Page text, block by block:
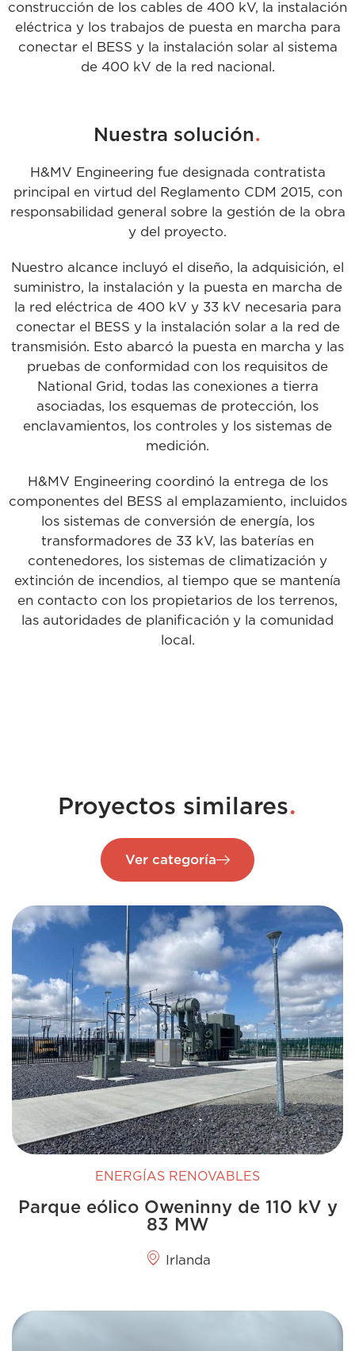
construcción de los cables de 400 kV, la instalación
eléctrica y los trabajos de puesta en marcha para
conectar el BESS y la instalación solar al sistema
de 400 kV de la red nacional.
Nuestra solución.
H&MV Engineering fue designada contratista
principal en virtud del Reglamento CDM 2015, con
responsabilidad general sobre la gestión de la obra
y del proyecto.
Nuestro alcance incluyó el diseño, la adquisición, el
suministro, la instalación y la puesta en marcha de
la red eléctrica de 400 kV y 33 kV necesaria para
conectar el BESS y la instalación solar a la red de
transmisión. Esto abarcó la puesta en marcha y las
pruebas de conformidad con los requisitos de
National Grid, todas las conexiones a tierra
asociadas, los esquemas de protección, los
enclavamientos, los controles y los sistemas de
medición.
H&MV Engineering coordinó la entrega de los
componentes del BESS al emplazamiento, incluidos
los sistemas de conversión de energía, los
transformadores de 33 kV, las baterías en
contenedores, los sistemas de climatización y
extinción de incendios, al tiempo que se mantenía
en contacto con los propietarios de los terrenos,
las autoridades de planificación y la comunidad
local.
Proyectos similares.
Ver categoría
ENERGÍAS RENOVABLES
Parque eólico Oweninny de 110 kV y
83 MW
Irlanda